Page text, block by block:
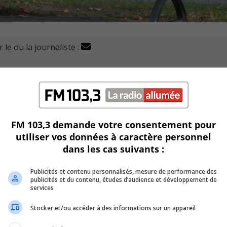
le ou la journaliste :
Longueuil, veut trouver des solutions pour mieux
surtout à la suite des dommages sur certaines
plus visible, obligeant les organismes communautaires
de solutions à longs terme, et ce, de concert
de Longueuil (SPAL) et les organismes
FM 103,3 demande votre consentement pour
utiliser vos données à caractère personnel
dans les cas suivants :
Publicités et contenu personnalisés, mesure de performance des
publicités et du contenu, études d’audience et développement de
services
Stocker et/ou accéder à des informations sur un appareil